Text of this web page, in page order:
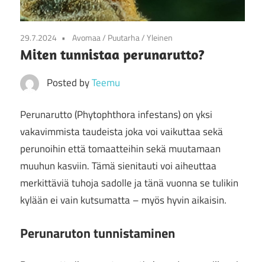
29.7.2024 Avomaa/ Puutarha/Yleinen
Miten tunnistaa perunarutto?
Posted byTeemu
Perunarutto (Phytophthora infestans) on yksi
vakavimmista taudeista joka voi vaikuttaa sekä
perunoihin että tomaatteihin sekä muutamaan
muuhun kasviin. Tämä sienitauti voi aiheuttaa
merkittäviä tuhoja sadolle ja tänä vuonna se tulikin
kylään ei vain kutsumatta – myös hyvin aikaisin.
Perunaruton tunnistaminen